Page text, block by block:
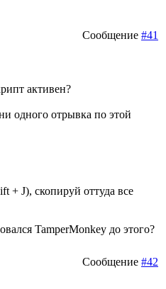
Сообщение #41
активен?
одного отрывка по этой
+ J), скопируй оттуда все
TamperMonkey до этого?
Сообщение #42